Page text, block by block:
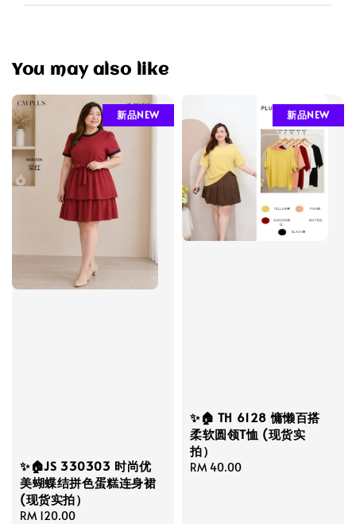
You may also like
新品NEW
✨🏠JS 330303 时尚优
美蝴蝶结拼色蛋糕连身裙
(现货实拍）
Regular
RM 120.00
新品NEW
✨🏠 TH 6128 慵懒百搭
柔软圆领T恤 (现货实
拍）
Regular
RM 40.00